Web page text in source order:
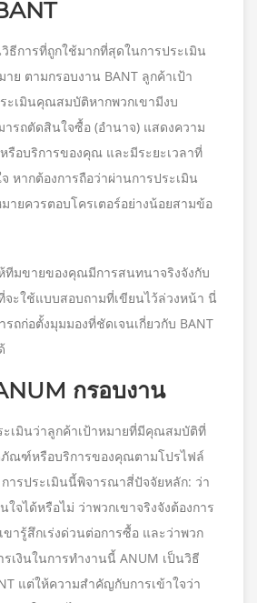
ธีการที่ถูกใช้มากที่สุดในการประเมิน
ย ตามกรอบงาน BANT ลูกค้าเป้า
ะเมินคุณสมบัติหากพวกเขามีงบ
รถตัดสินใจซื้อ (อำนาจ) แสดงความ
อบริการของคุณ และมีระยะเวลาที่
หากต้องการถือว่าผ่านการประเมิน
ายควรตอบโครเตอร์อย่างน้อยสามข้อ
ทีมขายของคุณมีการสนทนาจริงจังกับ
จะใช้แบบสอบถามที่เขียนไว้ล่วงหน้า นี่
ถก่อตั้งมุมมองที่ชัดเจนเกี่ยวกับ BANT
กรอบงาน
ะเมินว่าลูกค้าเป้าหมายที่มีคุณสมบัติที่
ภัณฑ์หรือบริการของคุณตามโปรไฟล์
การประเมินนี้พิจารณาสี่ปัจจัยหลัก: ว่า
จได้หรือไม่ ว่าพวกเขาจริงจังต้องการ
ารู้สึกเร่งด่วนต่อการซื้อ และว่าพวก
เงินในการทำงานนี้ ANUM เป็นวิธี
แต่ให้ความสำคัญกับการเข้าใจว่า